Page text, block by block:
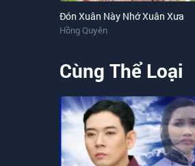
Đón Xuân Này Nhớ Xuân Xưa
Hồng Quyên
Cùng Thể Loại